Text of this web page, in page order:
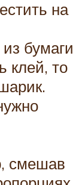
на
бумаги
клей, то
смешав